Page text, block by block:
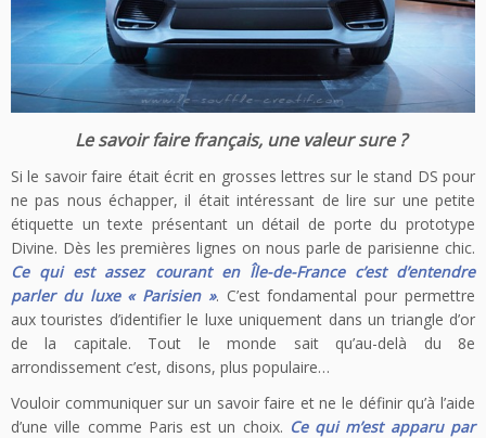
Le savoir faire français, une valeur sure ?
Si le savoir faire était écrit en grosses lettres sur le stand DS pour
ne pas nous échapper, il était intéressant de lire sur une petite
étiquette un texte présentant un détail de porte du prototype
Divine. Dès les premières lignes on nous parle de parisienne chic.
Ce qui est assez courant en Île-de-France c’est d’entendre
parler du luxe « Parisien ». C’est fondamental pour permettre
aux touristes d’identifier le luxe uniquement dans un triangle d’or
de la capitale. Tout le monde sait qu’au-delà du 8e
arrondissement c’est, disons, plus populaire…
Vouloir communiquer sur un savoir faire et ne le définir qu’à l’aide
d’une ville comme Paris est un choix. Ce qui m’est apparu par